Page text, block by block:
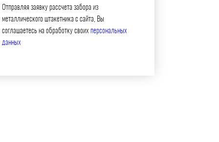
Отправляя заявку рассчета забора из
металлического штакетника с сайта, Вы
соглашаетесь на обработку своих персональных
данных